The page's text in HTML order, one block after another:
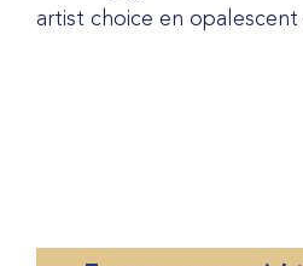
artist choice en opalescent